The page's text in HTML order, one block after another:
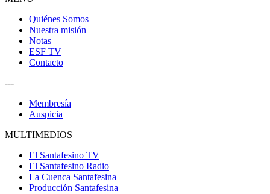
Quiénes Somos
Nuestra misión
Notas
ESF TV
Contacto
---
Membresía
Auspicia
MULTIMEDIOS
El Santafesino TV
El Santafesino Radio
La Cuenca Santafesina
Producción Santafesina